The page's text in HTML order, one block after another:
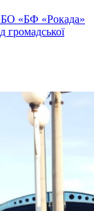
«БФ «Рокада»
громадської